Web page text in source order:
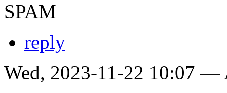
SPAM
reply
Wed, 2023-11-22 10:07 —